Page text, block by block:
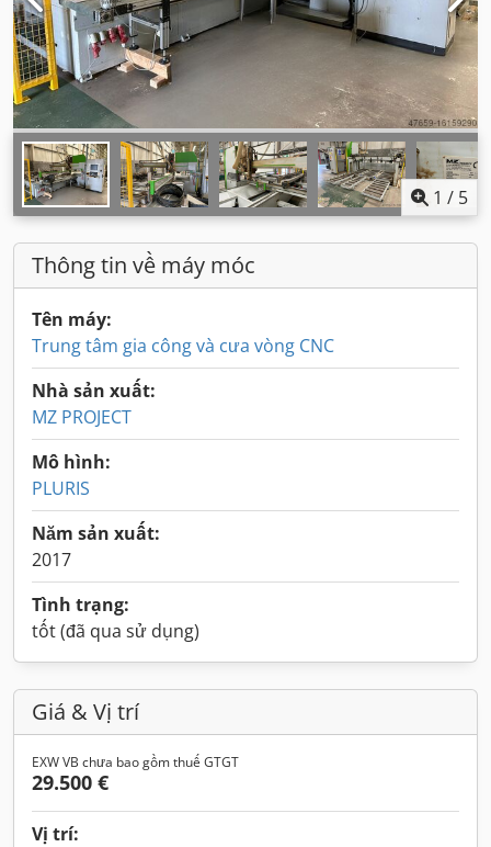
1 / 5
Thông tin về máy móc
Tên máy:
Trung tâm gia công và cưa vòng CNC
Nhà sản xuất:
MZ PROJECT
Mô hình:
PLURIS
Năm sản xuất:
2017
Tình trạng:
tốt (đã qua sử dụng)
Giá & Vị trí
EXW VB chưa bao gồm thuế GTGT
29.500 €
Vị trí: